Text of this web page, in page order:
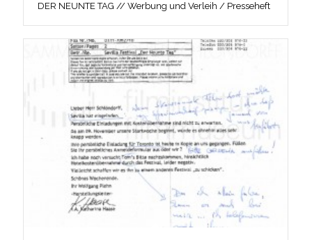
DER NEUNTE TAG // Werbung und Verleih / Presseheft